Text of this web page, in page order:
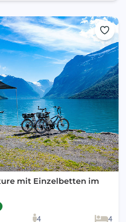
ohne Verschulden des
dass der Gebrauch
oder entzogen sein wird,
dem Mieter in angemessenere
zur Verfügung zu
ein gleichwertiges
ist eine Kündigung des
BGB in diesem Fall
Fall vom Vermieter ein
Preisgruppe angeboten und
der Vermieter dem Mieter
vom Mieter im Voraus bereits
Fahrzeug durch das
oder ist absehbar, dass
des Mieters
oder entzogen sein wird,
eines Ersatzfahrzeuges
mit Einzelbetten im
4
4